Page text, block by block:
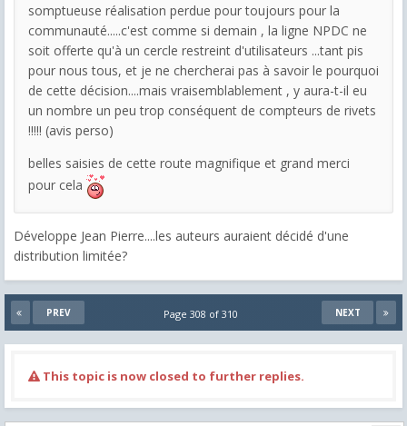
somptueuse réalisation perdue pour toujours pour la
communauté.....c'est comme si demain , la ligne NPDC ne
soit offerte qu'à un cercle restreint d'utilisateurs ...tant pis
pour nous tous, et je ne chercherai pas à savoir le pourquoi
de cette décision....mais vraisemblablement , y aura-t-il eu
un nombre un peu trop conséquent de compteurs de rivets
!!!!! (avis perso)
belles saisies de cette route magnifique et grand merci
pour cela
Développe Jean Pierre....les auteurs auraient décidé d'une
distribution limitée?
PREV NEXT
Page 308 of 310
This topic is now closed to further replies.